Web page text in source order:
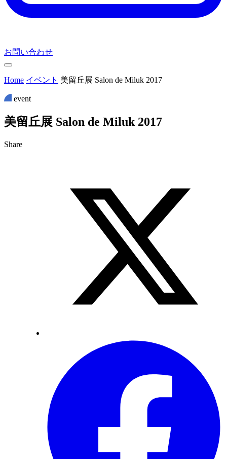
お問い合わせ
Home イベント 美留丘展 Salon de Miluk 2017
event
美留丘展 Salon de Miluk 2017
Share